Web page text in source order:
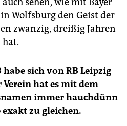
Wolfsburg den Geist der
zwanzig, dreißig Jahren
habe sich von RB Leipzig
Verein hat es mit dem
immer hauchdünn
zu gleichen.